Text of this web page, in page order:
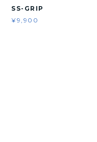
SS-GRIP
¥9,900